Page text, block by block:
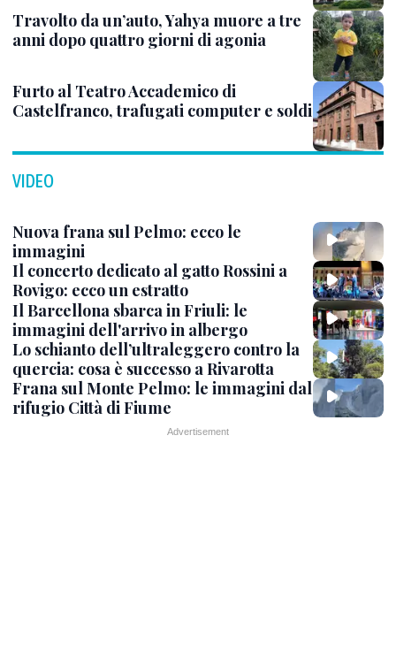
Travolto da un’auto, Yahya muore a tre
anni dopo quattro giorni di agonia
Furto al Teatro Accademico di
Castelfranco, trafugati computer e soldi
VIDEO
Nuova frana sul Pelmo: ecco le
immagini
Il concerto dedicato al gatto Rossini a
Rovigo: ecco un estratto
Il Barcellona sbarca in Friuli: le
immagini dell'arrivo in albergo
Lo schianto dell’ultraleggero contro la
quercia: cosa è successo a Rivarotta
Frana sul Monte Pelmo: le immagini dal
rifugio Città di Fiume